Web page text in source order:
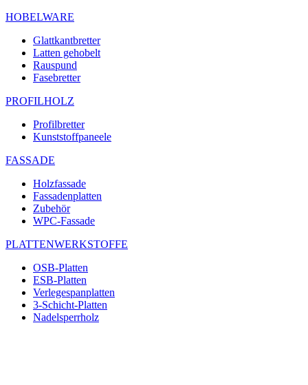
HOBELWARE
Glattkantbretter
Latten gehobelt
Rauspund
Fasebretter
PROFILHOLZ
Profilbretter
Kunststoffpaneele
FASSADE
Holzfassade
Fassadenplatten
Zubehör
WPC-Fassade
PLATTENWERKSTOFFE
OSB-Platten
ESB-Platten
Verlegespanplatten
3-Schicht-Platten
Nadelsperrholz